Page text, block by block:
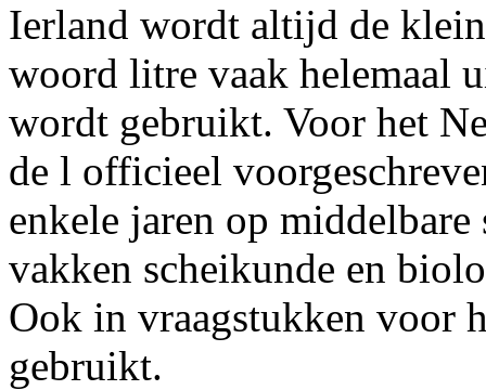
Ierland wordt altijd de
woord litre vaak helemaal
wordt gebruikt. Voor het
de l officieel
enkele jaren op
vakken scheikunde en
Ook in vraagstukken voor
gebruikt.